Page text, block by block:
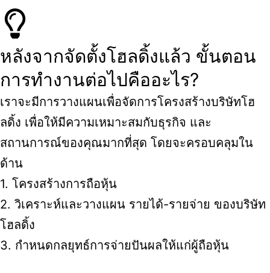
หลังจากจัดตั้งโฮลดิ้งแล้ว ขั้นตอน
การทำงานต่อไปคืออะไร?
เราจะมีการวางแผนเพื่อจัดการโครงสร้างบริษัทโฮ
ลดิ้ง เพื่อให้มีความเหมาะสมกับธุรกิจ และ
สถานการณ์ของคุณมากที่สุด โดยจะครอบคลุมใน
ด้าน
1. โครงสร้างการถือหุ้น
2. วิเคราะห์และวางแผน รายได้-รายจ่าย ของบริษัท
โฮลดิ้ง
3. กำหนดกลยุทธ์การจ่ายปันผลให้แก่ผู้ถือหุ้น